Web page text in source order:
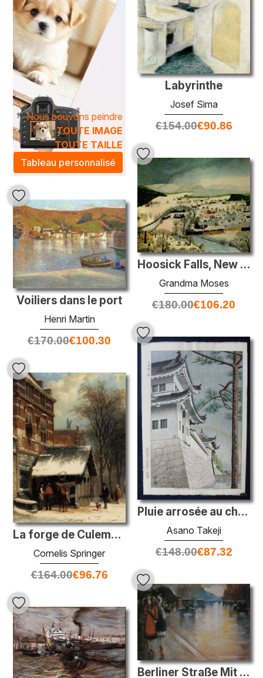
Nous pouvons peindre
TOUTE IMAGE
TOUTE TAILLE
Tableau personnalisé
Labyrinthe
Josef Sima
€154.00€90.86
Hoosick Falls, New York, en hiver
Grandma Moses
€180.00€106.20
Voiliers dans le port
Henri Martin
€170.00€100.30
Pluie arrosée au château de Nijo
Asano Takeji
€148.00€87.32
La forge de Culemborg en hiver
Cornelis Springer
€164.00€96.76
Berliner Straße Mit Droschken à Regen